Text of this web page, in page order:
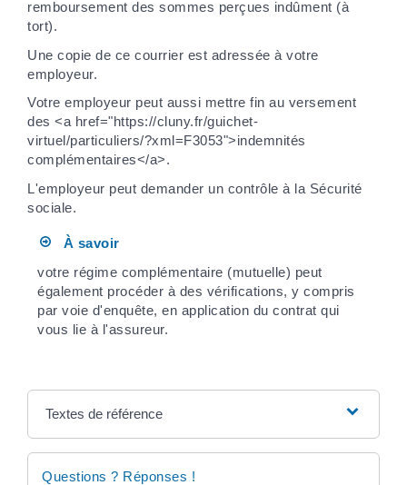
remboursement des sommes perçues indûment (à
tort).
Une copie de ce courrier est adressée à votre
employeur.
Votre employeur peut aussi mettre fin au versement
des <a href="https://cluny.fr/guichet-
virtuel/particuliers/?xml=F3053">indemnités
complémentaires</a>.
L'employeur peut demander un contrôle à la Sécurité
sociale.
À savoir
votre régime complémentaire (mutuelle) peut
également procéder à des vérifications, y compris
par voie d'enquête, en application du contrat qui
vous lie à l'assureur.
Textes de référence
Questions ? Réponses !